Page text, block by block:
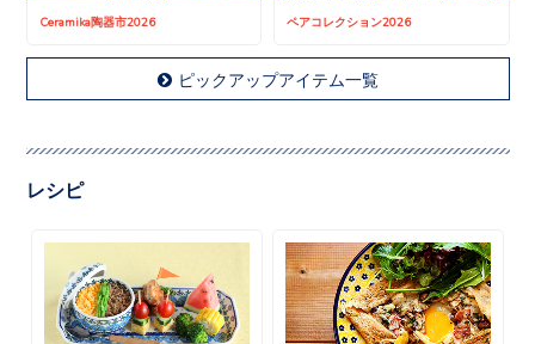
Ceramika陶器市2026 ペアコレクション2026
ピックアップアイテム一覧
レシピ